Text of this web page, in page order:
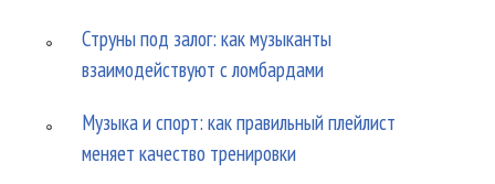
Струны под залог: как музыканты
взаимодействуют с ломбардами
Музыка и спорт: как правильный плейлист
меняет качество тренировки